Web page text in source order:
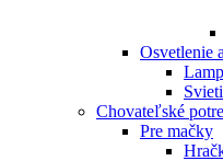
Osvetlenie
Chovateľské
Pre mačky